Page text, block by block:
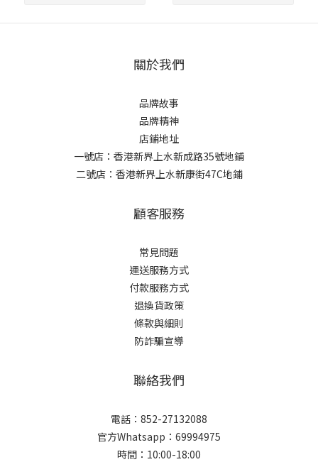
關於我們
品牌故事
品牌精神
店鋪地址
一號店：香港新界上水新成路35號地鋪
二號店：香港新界上水新康街47C地鋪
顧客服務
常見問題
運送服務方式
付款服務方式
退換貨政策
條款與細則
防詐騙宣導
聯絡我們
電話：852-27132088
官方Whatsapp：69994975
時間：10:00-18:00